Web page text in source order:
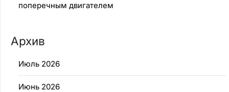
поперечным двигателем
Архив
Июль 2026
Июнь 2026